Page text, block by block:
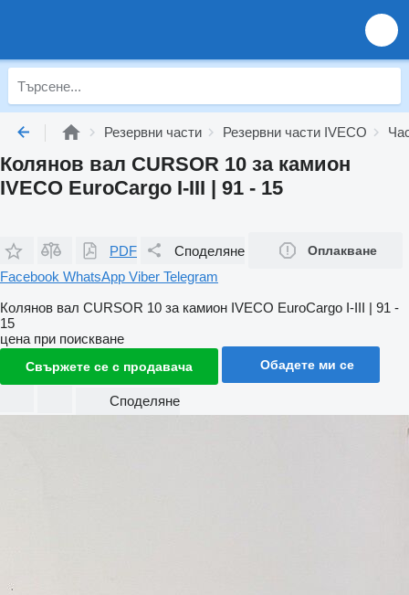
Резервни части Резервни части IVECO
Колянов вал CURSOR 10 за камион
IVECO EuroCargo I-III | 91 - 15
PDF Споделяне Оплакване
Facebook WhatsApp Viber Telegram
Колянов вал CURSOR 10 за камион IVECO EuroCargo I-III | 91 -
15
цена при поискване
Свържете се с продавача Обадете ми се
Споделяне